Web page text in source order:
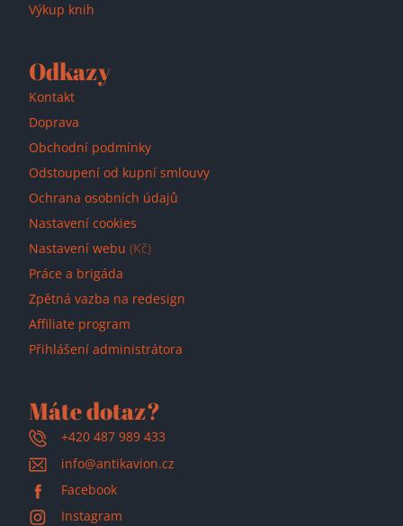
Výkup knih
Odkazy
Kontakt
Doprava
Obchodní podmínky
Odstoupení od kupní smlouvy
Ochrana osobních údajů
Nastavení cookies
Nastavení webu (Kč)
Práce a brigáda
Zpětná vazba na redesign
Affiliate program
Přihlášení administrátora
Máte dotaz?
+420 487 989 433
info@antikavion.cz
Facebook
Instagram